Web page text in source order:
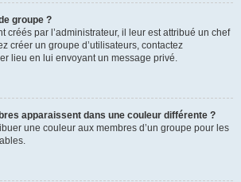
groupe ?
créés par l’administrateur, il leur est attribué un chef
créer un groupe d’utilisateurs, contactez
lieu en lui envoyant un message privé.
apparaissent dans une couleur différente ?
une couleur aux membres d’un groupe pour les